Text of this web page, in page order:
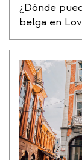
¿Dónde
belga en